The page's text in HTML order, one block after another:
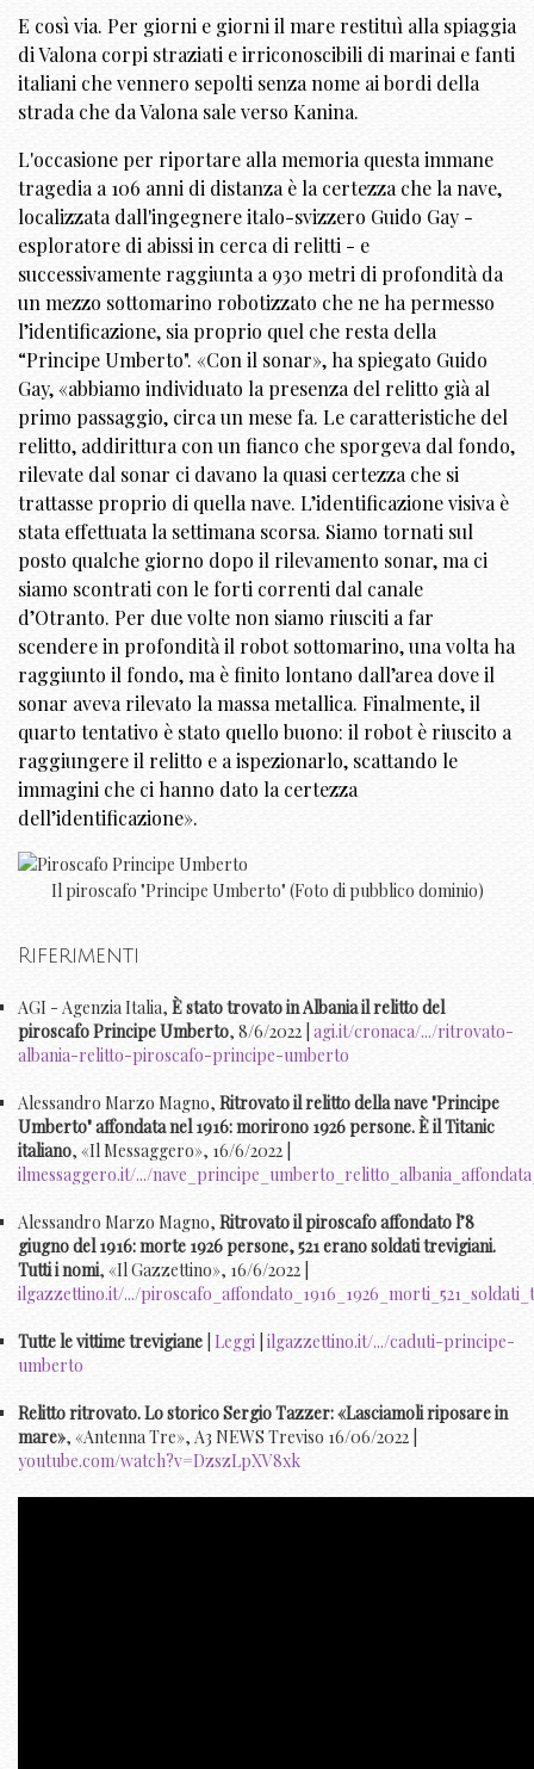
E così via. Per giorni e giorni il mare restituì alla spiaggia
di Valona corpi straziati e irriconoscibili di marinai e fanti
italiani che vennero sepolti senza nome ai bordi della
strada che da Valona sale verso Kanina.
L'occasione per riportare alla memoria questa immane
tragedia a 106 anni di distanza è la certezza che la nave,
localizzata dall'ingegnere italo-svizzero Guido Gay -
esploratore di abissi in cerca di relitti - e
successivamente raggiunta a 930 metri di profondità da
un mezzo sottomarino robotizzato che ne ha permesso
l’identificazione, sia proprio quel che resta della
“Principe Umberto". «Con il sonar», ha spiegato Guido
Gay, «abbiamo individuato la presenza del relitto già al
primo passaggio, circa un mese fa. Le caratteristiche del
relitto, addirittura con un fianco che sporgeva dal fondo,
rilevate dal sonar ci davano la quasi certezza che si
trattasse proprio di quella nave. L’identificazione visiva è
stata effettuata la settimana scorsa. Siamo tornati sul
posto qualche giorno dopo il rilevamento sonar, ma ci
siamo scontrati con le forti correnti dal canale
d’Otranto. Per due volte non siamo riusciti a far
scendere in profondità il robot sottomarino, una volta ha
raggiunto il fondo, ma è finito lontano dall’area dove il
sonar aveva rilevato la massa metallica. Finalmente, il
quarto tentativo è stato quello buono: il robot è riuscito a
raggiungere il relitto e a ispezionarlo, scattando le
immagini che ci hanno dato la certezza
dell’identificazione».
Il piroscafo "Principe Umberto" (Foto di pubblico dominio)
Riferimenti
AGI - Agenzia Italia, È stato trovato in Albania il relitto del
piroscafo Principe Umberto, 8/6/2022 | agi.it/cronaca/.../ritrovato-
albania-relitto-piroscafo-principe-umberto
Alessandro Marzo Magno, Ritrovato il relitto della nave "Principe
Umberto" affondata nel 1916: morirono 1926 persone. È il Titanic
italiano, «Il Messaggero», 16/6/2022 |
ilmessaggero.it/.../
Alessandro Marzo Magno, Ritrovato il piroscafo affondato l’8
giugno del 1916: morte 1926 persone, 521 erano soldati trevigiani.
Tutti i nomi, «Il Gazzettino», 16/6/2022 |
ilgazzettino.it/.../
Tutte le vittime trevigiane Leggi ilgazzettino.it/.../caduti-principe-
umberto
Relitto ritrovato. Lo storico Sergio Tazzer: «Lasciamoli riposare in
mare», «Antenna Tre», A3 NEWS Treviso 16/06/2022 |
youtube.com/watch?v=DzszLpXV8xk